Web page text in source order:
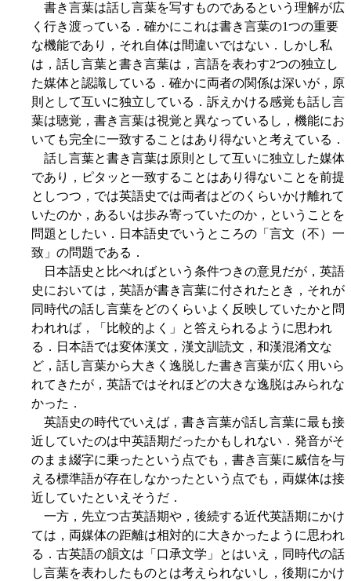
書き言葉は話し言葉を写すものであるという理解が広
く行き渡っている．確かにこれは書き言葉の1つの重要
な機能であり，それ自体は間違いではない．しかし私
は，話し言葉と書き言葉は，言語を表わす2つの独立し
た媒体と認識している．確かに両者の関係は深いが，原
則として互いに独立している．訴えかける感覚も話し言
葉は聴覚，書き言葉は視覚と異なっているし，機能にお
いても完全に一致することはあり得ないと考えている．
話し言葉と書き言葉は原則として互いに独立した媒体
であり，ピタッと一致することはあり得ないことを前提
としつつ，では英語史では両者はどのくらいかけ離れて
いたのか，あるいは歩み寄っていたのか，ということを
問題としたい．日本語史でいうところの「言文（不）一
致」の問題である．
日本語史と比べればという条件つきの意見だが，英語
史においては，英語が書き言葉に付されたとき，それが
同時代の話し言葉をどのくらいよく反映していたかと問
われれば，「比較的よく」と答えられるように思われ
る．日本語では変体漢文，漢文訓読文，和漢混淆文な
ど，話し言葉から大きく逸脱した書き言葉が広く用いら
れてきたが，英語ではそれほどの大きな逸脱はみられな
かった．
英語史の時代でいえば，書き言葉が話し言葉に最も接
近していたのは中英語期だったかもしれない．発音がそ
のまま綴字に乗ったという点でも，書き言葉に威信を与
える標準語が存在しなかったという点でも，両媒体は接
近していたといえそうだ．
一方，先立つ古英語期や，後続する近代英語期にかけ
ては，両媒体の距離は相対的に大きかったように思われ
る．古英語の韻文は「口承文学」とはいえ，同時代の話
し言葉を表わしたものとは考えられないし，後期にかけ